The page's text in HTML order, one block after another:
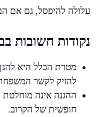
עלולה להיפסל, גם אם
נקודות חשובות
מטרת הכלל היא
להזיק לקשר
ההגנה אינה מוחלטת
חופשית של הקרוב.